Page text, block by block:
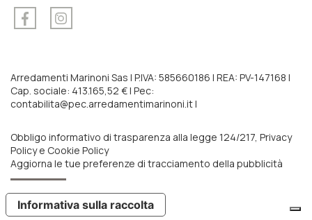
Arredamenti Marinoni Sas | P.IVA: 585660186 | REA: PV-147168 |
Cap. sociale: 413.165,52 € | Pec:
contabilita@pec.arredamentimarinoni.it |
Obbligo informativo di trasparenza alla legge 124/217, Privacy
Policye Cookie Policy
Aggiorna le tue preferenze di tracciamento della pubblicità
Informativa sulla raccolta